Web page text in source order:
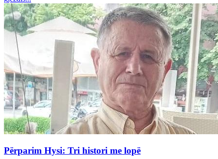
Përparim Hysi: Tri histori me lopë